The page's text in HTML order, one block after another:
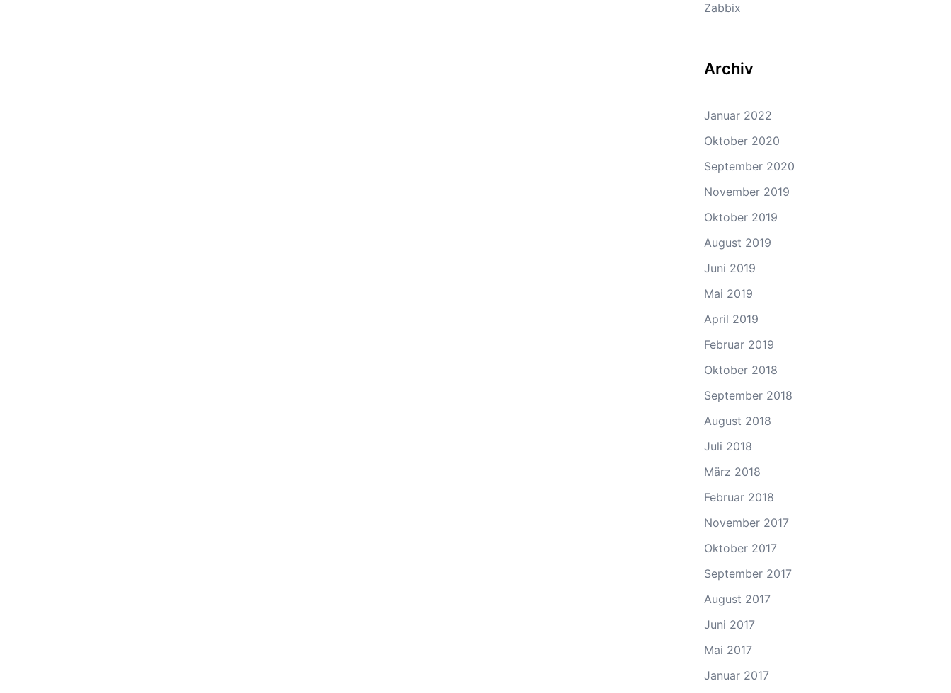
Zabbix
Archiv
Januar 2022
Oktober 2020
September 2020
November 2019
Oktober 2019
August 2019
Juni 2019
Mai 2019
April 2019
Februar 2019
Oktober 2018
September 2018
August 2018
Juli 2018
März 2018
Februar 2018
November 2017
Oktober 2017
September 2017
August 2017
Juni 2017
Mai 2017
Januar 2017